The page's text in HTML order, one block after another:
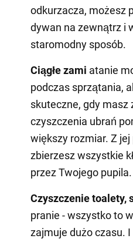
odkurzacza, możesz
dywan na zewnątrz i
staromodny sposób.
Ciągłe zami atanie
podczas sprzątania,
skuteczne, gdy masz
czyszczenia ubrań
większy rozmiar. Z jej
zbierzesz wszystkie
przez Twojego pupila.
Czyszczenie toalety,
pranie - wszystko to
zajmuje dużo czasu.